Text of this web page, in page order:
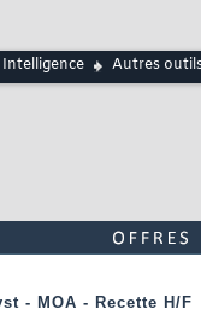
Intelligence Autres
- MOA - Recette H/F